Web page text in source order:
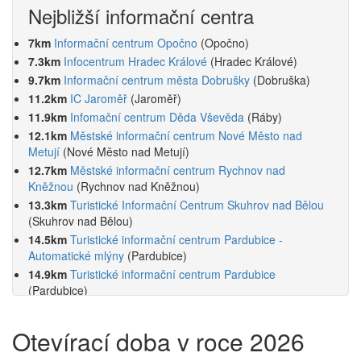
Nejbližší informační centra
7km Informační centrum Opočno (Opočno)
7.3km Infocentrum Hradec Králové (Hradec Králové)
9.7km Informační centrum města Dobrušky (Dobruška)
11.2km IC Jaroměř (Jaroměř)
11.9km Infomační centrum Děda Vševěda (Ráby)
12.1km Městské informační centrum Nové Město nad
Metují (Nové Město nad Metují)
12.7km Městské informační centrum Rychnov nad
Kněžnou (Rychnov nad Kněžnou)
13.3km Turistické Informační Centrum Skuhrov nad Bělou
(Skuhrov nad Bělou)
14.5km Turistické informační centrum Pardubice -
Automatické mlýny (Pardubice)
14.9km Turistické informační centrum Pardubice
(Pardubice)
Otevírací doba v roce 2026